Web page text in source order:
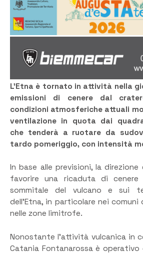
L’Etna è tornato in attività nella
emissioni di cenere dal
condizioni atmosferiche attuali
ventilazione in quota dai
che tenderà a ruotare da
tardo pomeriggio, con intensità
In base alle previsioni, la
favorire una ricaduta di cenere
sommitale del vulcano e sui
dell’Etna, in particolare nei comuni
nelle zone limitrofe.
Nonostante l’attività vulcanica in
Catania Fontanarossa è